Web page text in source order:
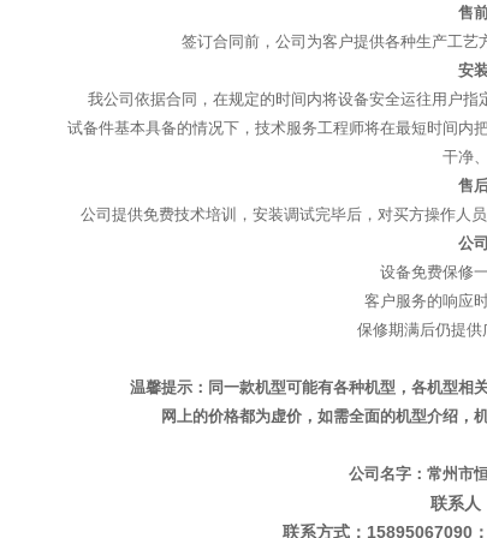
售
签订合同前，公司为客户提供各种生产工艺
安
我公司依据合同，在规定的时间内将设备安全运往用户
试备件基本具备的情况下，技术服务工程师将在最短时间内
干净
售
公司提供免费技术培训，安装调试完毕后，对买方操作人
公
设备免费保修
客户服务的响应
保修期满后仍提供
温馨提示：同一款机型可能有各种机型，各机型相
网上的价格都为虚价，如需全面的机型介绍，
公司名字：常州市
联系人
联系方式：15895067090